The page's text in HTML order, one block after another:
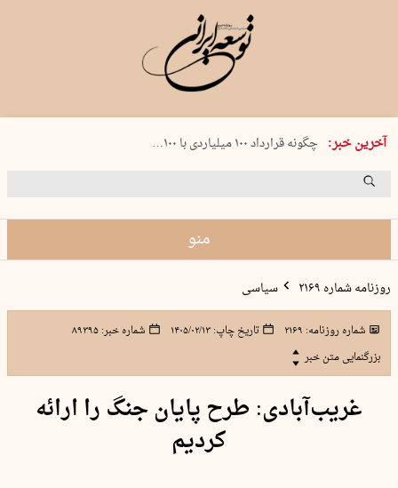
آخرین خبر:
شنبه 17 مرداد 1405 شماره 2244
چگونه قرارداد ۱۰۰ میلیاردی با ۱۰۰…
پنجره‌ای که باز نشد
منو
روزنامه شماره ۲۱۶۹ سیاسی
شماره روزنامه: ۲۱۶۹ تاریخ چاپ:۱۴۰۵/۰۲/۱۳ شماره خبر:۸۹۳۹۵
بزرگنمایی متن خبر
غریب‌آبادی: طرح پایان جنگ را ارائه
کردیم